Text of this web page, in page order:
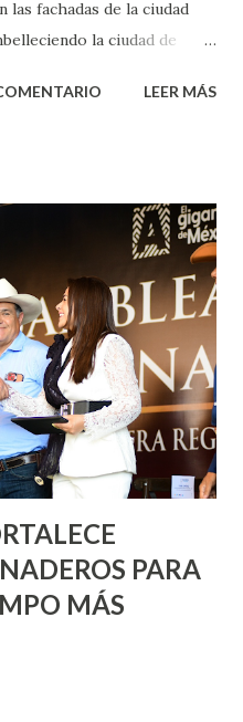
las fachadas de la ciudad
la ciudad de
al programa
capital. Leo Montañez
usarán cerca de 90 mil
dar inicio en la calle
la calle 22 de Octubre, con
Posteriormente se
Nuestra Señora de la
27 de Septiembre, en
Agua, en la comunidad
de...
LEER MÁS
PARA
MÁS